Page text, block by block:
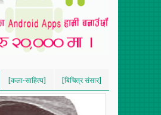
[कला-साहित्य]
[VERTICAL]
[बिचित्र संसार]
[VERTICAL]